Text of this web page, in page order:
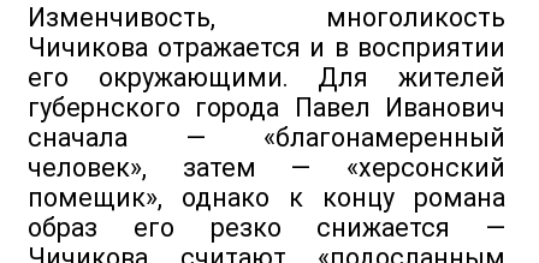
Изменчивость, многоликость
Чичикова отражается и в восприятии
его окружающими. Для жителей
губернского города Павел Иванович
сначала — «благонамеренный
человек», затем — «херсонский
помещик», однако к концу романа
образ его резко снижается —